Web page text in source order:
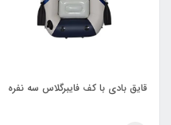
قایق بادی با کف فایبرگلاس سه نفره